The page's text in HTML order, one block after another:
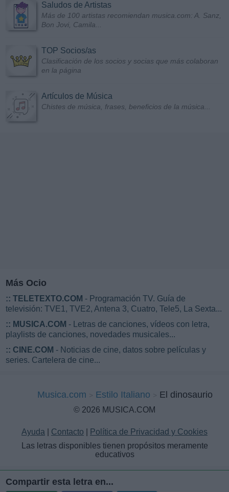
Saludos de Artistas
Más de 100 artistas recomiendan musica.com: A. Sanz,
Bon Jovi, Camila...
TOP Socios/as
Clasificación de los socios y socias que más colaboran
en la página
Artículos de Música
Chistes de música, frases, beneficios de la música...
Más Ocio
:: TELETEXTO.COM - Programación TV. Guía de
televisión: TVE1, TVE2, Antena 3, Cuatro, Tele5, La Sexta...
:: MUSICA.COM - Letras de canciones, vídeos con letra,
playlists de canciones, novedades musicales...
:: CINE.COM - Noticias de cine, datos sobre películas y
series. Cartelera de cine...
Musica.com Estilo Italiano El dinosaurio
© 2026 MUSICA.COM
Ayuda Contacto
Política de Privacidad y Cookies
Las letras disponibles tienen propósitos meramente
educativos
Compartir esta letra en...